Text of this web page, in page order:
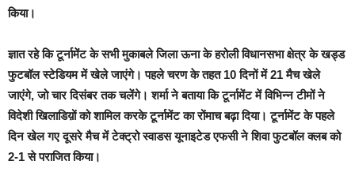
किया।
ज्ञात रहे कि टूर्नामेंट के सभी मुकाबले जिला ऊना के हरोली विधानसभा क्षेत्र के खड्ड
फुटबॉल स्टेडियम में खेले जाएंगे। पहले चरण के तहत 10 दिनों में 21 मैच खेले
जाएंगे, जो चार दिसंबर तक चलेंगे। शर्मा ने बताया कि टूर्नामेंट में विभिन्न टीमों ने
विदेशी खिलाडिय़ों को शामिल करके टूर्नामेंट का रोंमाच बढ़ा दिया। टूर्नामेंट के पहले
दिन खेल गए दूसरे मैच में टेक्ट्रो स्वाडस यूनाइटेड एफसी ने शिवा फुटबॉल क्लब को
2-1 से पराजित किया।